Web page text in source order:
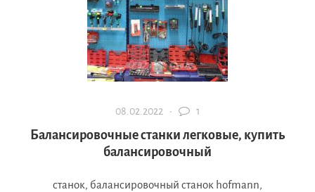
08.02.2022 · 1
Балансировочные станки легковые, купить
балансировочный
станок, балансировочный станок hofmann,